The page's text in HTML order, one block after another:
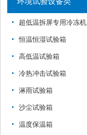
超低温拆屏专用冷冻机
恒温恒湿试验箱
高低温试验箱
冷热冲击试验箱
淋雨试验箱
沙尘试验箱
温度保温箱